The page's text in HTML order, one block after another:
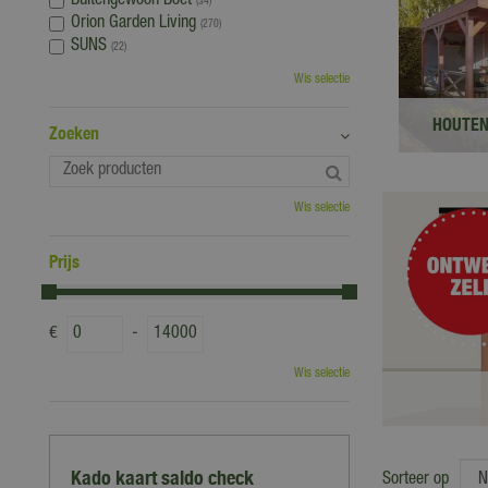
Sorteer op
(34)
Orion Garden Living (270)
SUNS (22)
Wis selectie
Zoeken
Wis selectie
Prijs
€ -
Wis selectie
Kado kaart saldo check